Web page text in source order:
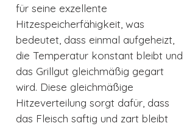
für seine exzellente
Hitzespeicherfähigkeit, was
bedeutet, dass einmal aufgeheizt,
die Temperatur konstant bleibt und
das Grillgut gleichmäßig gegart
wird. Diese gleichmäßige
Hitzeverteilung sorgt dafür, dass
das Fleisch saftig und zart bleibt